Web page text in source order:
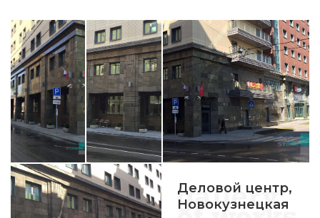
Деловой центр,
Новокузнецкая